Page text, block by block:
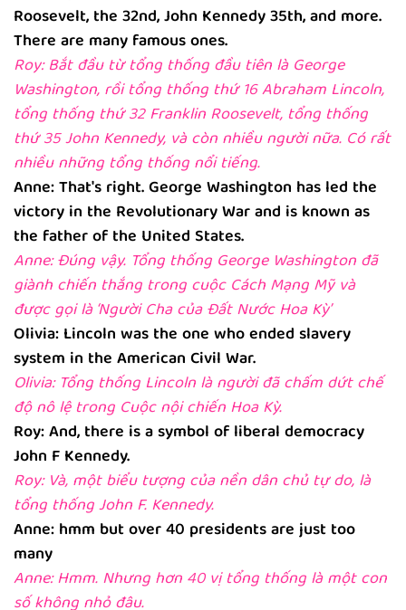
Roosevelt, the 32nd, John Kennedy 35th, and more.
There are many famous ones.
Roy: Bắt đầu từ tổng thống đầu tiên là George
Washington, rồi tổng thống thứ 16 Abraham Lincoln,
tổng thống thứ 32 Franklin Roosevelt, tổng thống
thứ 35 John Kennedy, và còn nhiều người nữa. Có rất
nhiều những tổng thống nổi tiếng.
Anne: That's right. George Washington has led the
victory in the Revolutionary War and is known as
the father of the United States.
Anne: Đúng vậy. Tổng thống George Washington đã
giành chiến thắng trong cuộc Cách Mạng Mỹ và
được gọi là ‘Người Cha của Đất Nước Hoa Kỳ’
Olivia: Lincoln was the one who ended slavery
system in the American Civil War.
Olivia: Tổng thống Lincoln là người đã chấm dứt chế
độ nô lệ trong Cuộc nội chiến Hoa Kỳ.
Roy: And, there is a symbol of liberal democracy
John F Kennedy.
Roy: Và, một biểu tượng của nền dân chủ tự do, là
tổng thống John F. Kennedy.
Anne: hmm but over 40 presidents are just too
many
Anne: Hmm. Nhưng hơn 40 vị tổng thống là một con
số không nhỏ đâu.